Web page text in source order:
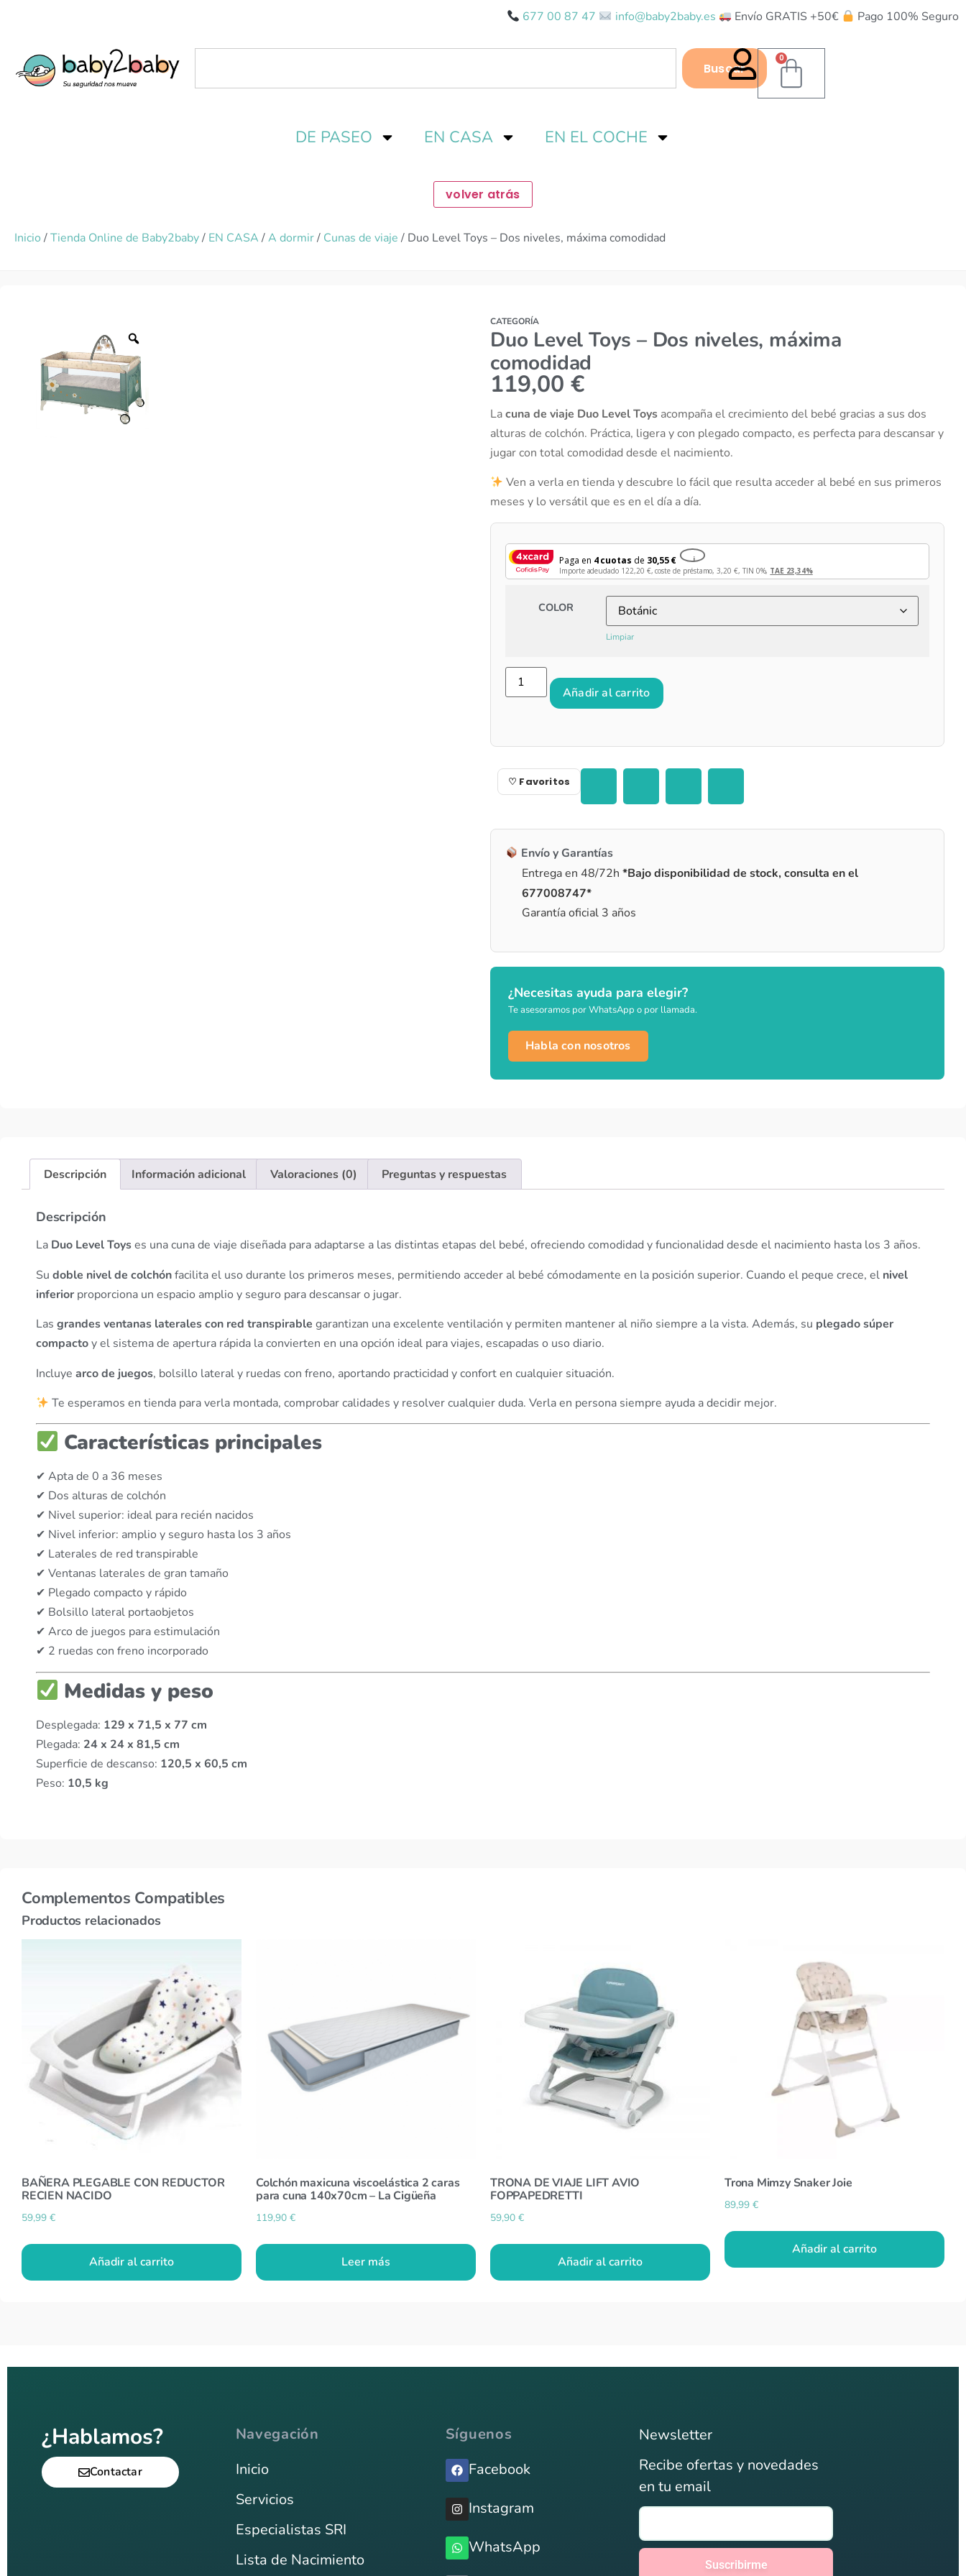
677 00 87 47 info@baby2baby.es Envío GRATIS +50€ Pago 100% Seguro
Buscar
0
DE PASEO EN CASA EN EL COCHE
Inicio /Tienda Online de Baby2baby/ EN CASA /A dormir/ Cunas de viaje / Duo Level Toys – Dos niveles, máxima comodidad
CATEGORÍA
Duo Level Toys – Dos niveles, máxima
comodidad
119,00 €
Lacuna de viaje Duo Level Toys acompaña el crecimiento del bebé gracias a sus dos
alturas de colchón. Práctica, ligera y con plegado compacto, es perfecta para descansar y
jugar con total comodidad desde el nacimiento.
Ven a verla en tienda y descubre lo fácil que resulta acceder al bebé en sus primeros
meses y lo versátil que es en el día a día.
Paga en 4 cuotas de 30,55€
i
Importe adeudado 122,20 €, coste de préstamo,3,20 €, TIN 0%, TAE 23,34%
COLOR
Limpiar
Añadir al carrito
♡ Favoritos
Envío y Garantías
Entrega en 48/72h *Bajo disponibilidad de stock, consulta en el
677008747*
Garantía oficial 3 años
¿Necesitas ayuda para elegir?
Te asesoramos por WhatsApp o por llamada.
Habla con nosotros
Descripción Información adicional Valoraciones (0) Preguntas y respuestas
Descripción
La Duo Level Toyses una cuna de viaje diseñada para adaptarse a las distintas etapas del bebé, ofreciendo comodidad y funcionalidad desde el nacimiento hasta los 3 años.
Su doble nivel de colchónfacilita el uso durante los primeros meses, permitiendo acceder al bebé cómodamente en la posición superior. Cuando el peque crece, el nivel
inferior proporciona un espacio amplio y seguro para descansar o jugar.
Las grandes ventanas laterales con red transpirable garantizan una excelente ventilación y permiten mantener al niño siempre a la vista. Además, su plegado súper
compactoy el sistema de apertura rápida la convierten en una opción ideal para viajes, escapadas o uso diario.
Incluye arco de juegos, bolsillo lateral y ruedas con freno, aportando practicidad y confort en cualquier situación.
Te esperamos en tienda para verla montada, comprobar calidades y resolver cualquier duda. Verla en persona siempre ayuda a decidir mejor.
Características principales
✔ Apta de 0 a 36 meses
✔ Dos alturas de colchón
✔ Nivel superior: ideal para recién nacidos
✔ Nivel inferior: amplio y seguro hasta los 3 años
✔ Laterales de red transpirable
✔ Ventanas laterales de gran tamaño
✔ Plegado compacto y rápido
✔ Bolsillo lateral portaobjetos
✔ Arco de juegos para estimulación
✔ 2 ruedas con freno incorporado
Medidas y peso
Desplegada: 129 x 71,5 x 77 cm
Plegada: 24 x 24 x 81,5 cm
Superficie de descanso: 120,5 x 60,5 cm
Peso: 10,5 kg
Complementos Compatibles
Productos relacionados
BAÑERA PLEGABLE CON REDUCTOR
RECIEN NACIDO
59,99 €
Añadir al carrito
Colchón maxicuna viscoelástica 2 caras
para cuna 140x70cm – La Cigüeña
119,90 €
Leer más
TRONA DE VIAJE LIFT AVIO
FOPPAPEDRETTI
59,90 €
Añadir al carrito
Trona Mimzy Snaker Joie
89,99 €
Añadir al carrito
¿Hablamos?
Contactar
Navegación
Inicio
Servicios
Especialistas SRI
Lista de Nacimiento
Síguenos
Facebook
Instagram
WhatsApp
Newsletter
Recibe ofertas y novedades
en tu email
Suscribirme